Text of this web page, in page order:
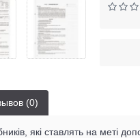
(0)
які ставлять на меті